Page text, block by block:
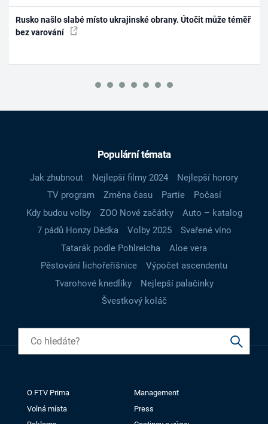
Rusko našlo slabé místo ukrajinské obrany. Útočit může téměř
bez varování
Populární témata
Jak zhubnout Nejlepší filmy 2024
Nejlepší horory
TV program
Změna času Partie
Počasí
Kdy budou volby
ZOO Nové začátky
Auto – katalog
7 pádů Honzy Dědka
Volby 2025
Svařené víno
Tatarák podle Pohlreicha
Aloe vera
Pěstování lichořeřišnice
Výpočet ascendentu
Tvarohové knedlíky
Nejlepší palačinky
Švestkový koláč
O FTV Prima
Management
Volná místa
Press